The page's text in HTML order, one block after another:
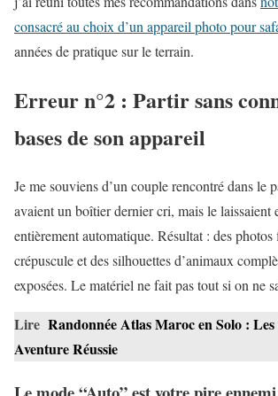
consacré au choix d’un appareil photo pour
années de pratique sur le terrain.
Erreur n°2 : Partir sans
bases de son appareil
Je me souviens d’un couple rencontré dans le
avaient un boîtier dernier cri, mais le laissaient
entièrement automatique. Résultat : des photos
crépuscule et des silhouettes d’animaux
exposées. Le matériel ne fait pas tout si on ne
Lire Randonnée Atlas Maroc en Solo :
Aventure Réussie